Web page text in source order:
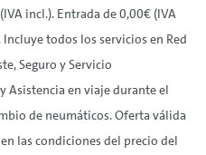
incl.). Entrada de 0,00€ (IVA
todos los servicios en Red
Seguro y Servicio
Asistencia en viaje durante el
de neumáticos. Oferta válida
las condiciones del precio del